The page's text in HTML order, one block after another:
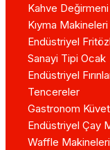
Kahve
Kıyma Makineleri
Endüstriyel
Sanayi Tipi Ocak
Endüstriyel
Tencereler
Gastronom
Endüstriyel Çay
Waffle Makineleri